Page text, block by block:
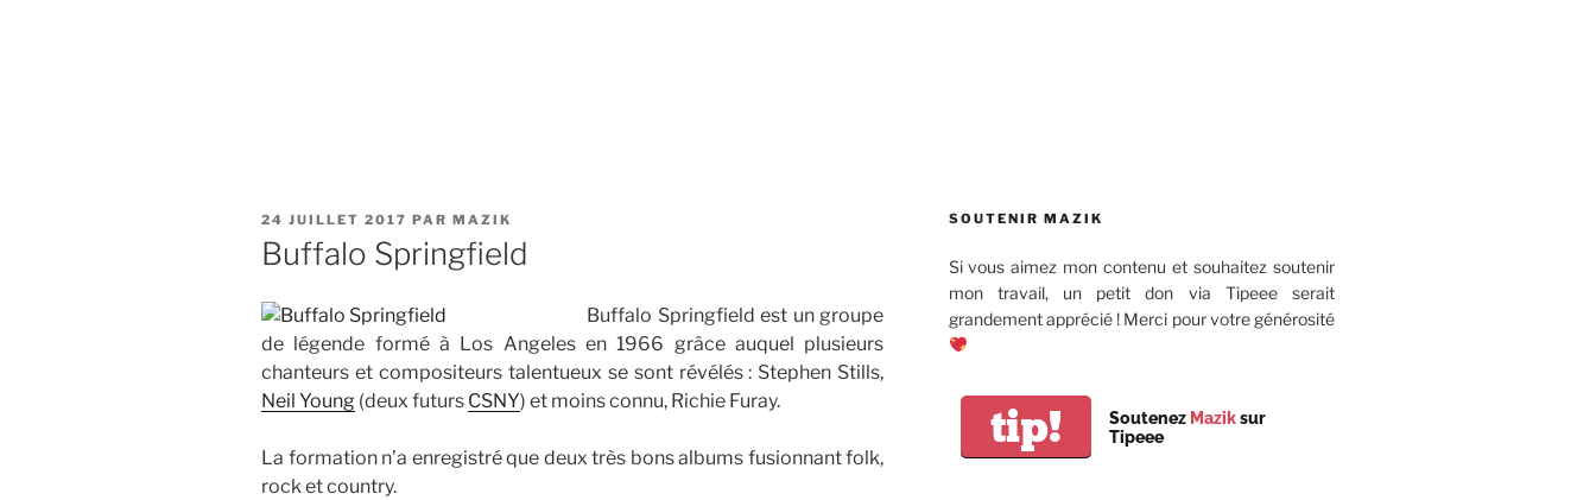
PUBLIÉ
LE
24 JUILLET 2017 PAR MAZIK
Buffalo Springfield
Buffalo Springfield est un groupe
de légende formé à Los Angeles en 1966 grâce auquel plusieurs
chanteurs et compositeurs talentueux se sont révélés : Stephen Stills,
Neil Young (deux futurs CSNY) et moins connu, Richie Furay.
La formation n’a enregistré que deux très bons albums fusionnant folk,
rock et country.
SOUTENIR MAZIK
Si vous aimez mon contenu et souhaitez soutenir
mon travail, un petit don via Tipeee serait
grandement apprécié ! Merci pour votre générosité
tip! Soutenez Maziksur
Tipeee